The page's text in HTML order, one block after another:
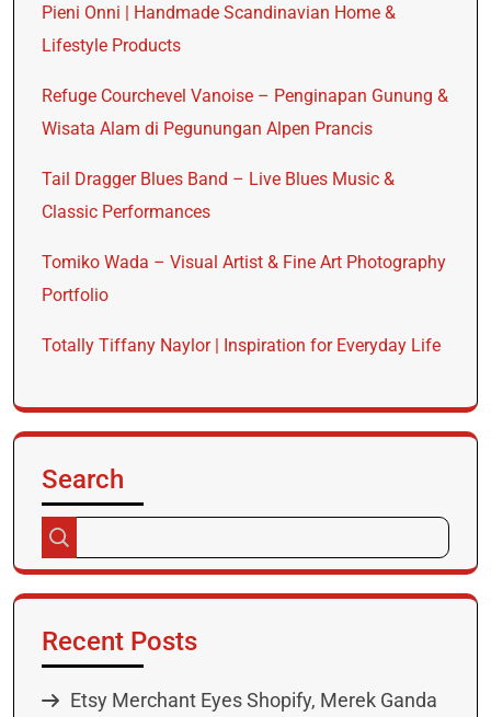
Pieni Onni | Handmade Scandinavian Home &
Lifestyle Products
Refuge Courchevel Vanoise – Penginapan Gunung &
Wisata Alam di Pegunungan Alpen Prancis
Tail Dragger Blues Band – Live Blues Music &
Classic Performances
Tomiko Wada – Visual Artist & Fine Art Photography
Portfolio
Totally Tiffany Naylor | Inspiration for Everyday Life
Search
Recent Posts
Etsy Merchant Eyes Shopify, Merek Ganda